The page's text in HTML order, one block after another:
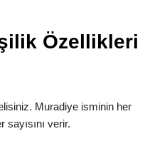
Özellikleri
Muradiye isminin her
verir.